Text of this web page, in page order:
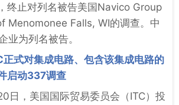
终止对列名被告美国Navico Group
Menomonee Falls, WI的调查。中
业为列名被告。
正式对集成电路、包含该集成电路的
启动337调查
日，美国国际贸易委员会（ITC）投